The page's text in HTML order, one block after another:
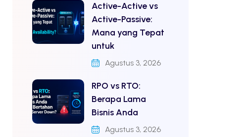
Active-Active vs
Active-Passive:
Mana yang Tepat
untuk
Agustus 3, 2026
RPO vs RTO:
Berapa Lama
Bisnis Anda
Agustus 3, 2026